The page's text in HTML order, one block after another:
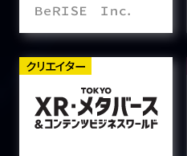
ＢｅＲＩＳＥ Ｉｎｃ．
クリエイター